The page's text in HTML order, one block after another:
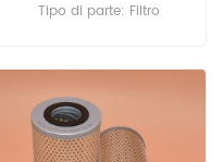
Tipo di parte: Filtro